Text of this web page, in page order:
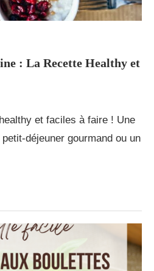
: La Recette Healthy et
et faciles à faire ! Une
déjeuner gourmand ou un